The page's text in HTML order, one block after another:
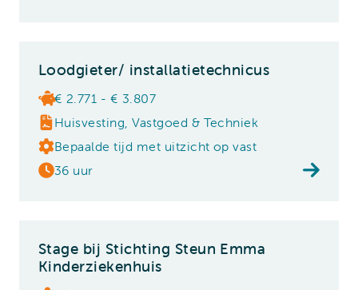
Loodgieter/ installatietechnicus
€ 2.771 - € 3.807
Huisvesting, Vastgoed & Techniek
Bepaalde tijd met uitzicht op vast
36 uur
Stage bij Stichting Steun Emma
Kinderziekenhuis